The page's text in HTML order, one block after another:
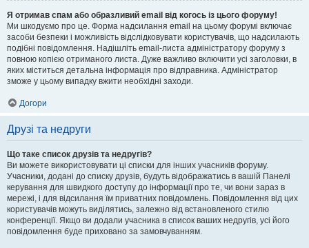
Я отримав спам або образливий email від когось із цього форуму!
Ми шкодуємо про це. Форма надсилання email на цьому форумі включає
засоби безпеки і можливість відслідковувати користувачів, що надсилають
подібні повідомлення. Надішліть email-листа адміністратору форуму з
повною копією отриманого листа. Дуже важливо включити усі заголовки, в
яких міститься детальна інформація про відправника. Адміністратор
зможе у цьому випадку вжити необхідні заходи.
Догори
Друзі та недруги
Що таке список друзів та недругів?
Ви можете використовувати ці списки для інших учасників форуму.
Учасники, додані до списку друзів, будуть відображатись в вашій Панелі
керування для швидкого доступу до інформації про те, чи вони зараз в
мережі, і для відсилання їм приватних повідомлень. Повідомлення від цих
користувачів можуть виділятись, залежно від встановленого стилю
конференції. Якщо ви додали учасника в список ваших недругів, усі його
повідомлення буде приховано за замовчуванням.